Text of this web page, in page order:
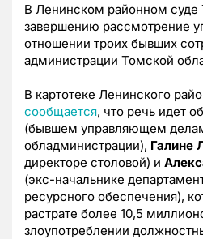
В Ленинском районном суде
завершению рассмотрение
отношении троих бывших
администрации Томской
В картотеке Ленинского
сообщается, что речь идет об
(бывшем управляющем
обладминистрации), Галине
директоре столовой) и
(экс-начальнике
ресурсного обеспечения),
растрате более 10,5
злоупотреблении